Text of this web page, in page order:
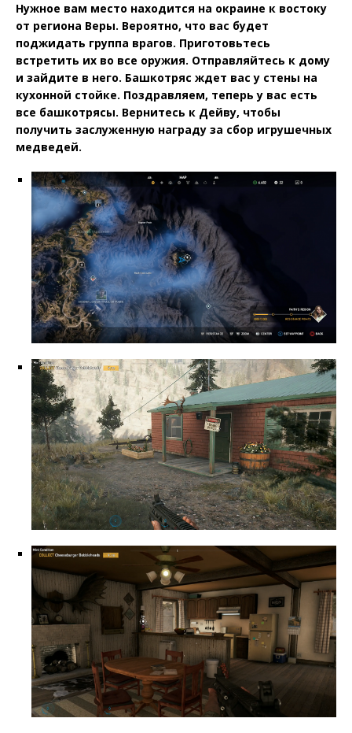
Нужное вам место находится на окраине к востоку
от региона Веры. Вероятно, что вас будет
поджидать группа врагов. Приготовьтесь
встретить их во все оружия. Отправляйтесь к дому
и зайдите в него. Башкотряс ждет вас у стены на
кухонной стойке. Поздравляем, теперь у вас есть
все башкотрясы. Вернитесь к Дейву, чтобы
получить заслуженную награду за сбор игрушечных
медведей.